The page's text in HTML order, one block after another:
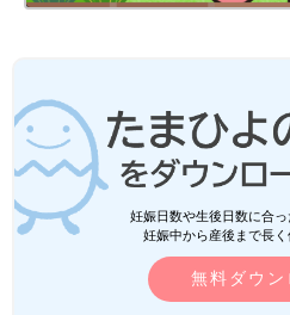
妊娠日数や生後日数に合
妊娠中から産後まで長
無料ダウン